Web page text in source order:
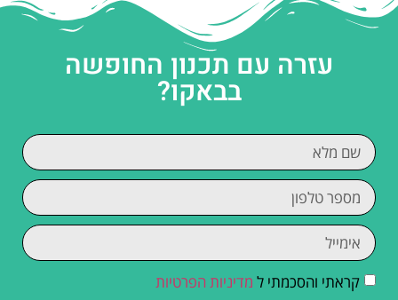
עזרה עם תכנון החופשה
בבאקו?
קראתי והסכמתי ל מדיניות הפרטיות